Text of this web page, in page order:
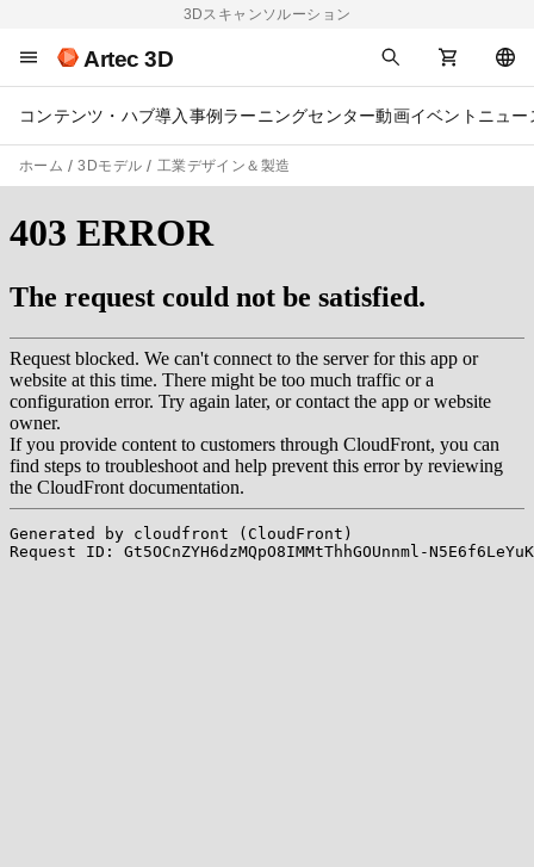
3Dスキャンソルーション
Artec 3D
コンテンツ・ハブ導入事例 ラーニングセンター動画イベント ニュー
ホーム 3Dモデル 工業デザイン＆製造